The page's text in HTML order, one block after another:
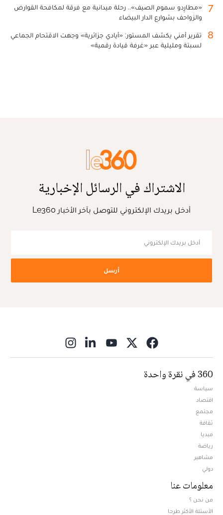
7
«مطارِدو سموم الصيف».. رحلة ميدانية مع فرقة لمكافحة القوارض
والزواحف بشوارع الدار البيضاء
8
تقرير أمني يكشف المستور: «أيادي جزائرية» وجهت الاقتحام الجماعي
لسبتة ومليلية عبر «غرفة قيادة رقمية»
الاشتراك في الرسائل الإخبارية
أدخل بريدك الإلكتروني للتوصل بآخر الأخبار Le360
أرسل
360 في نقرة واحدة
سياسة
اقتصاد
مجتمع
ثقافة
ميديا
رياضة
مشاهير
دولي
معلومات عنا
من نحن ؟
الأسئلة الأكثر طرحا